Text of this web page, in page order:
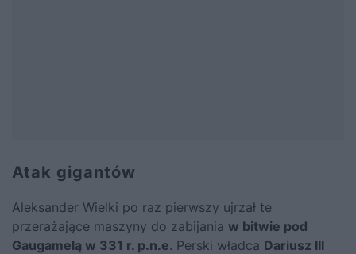
Atak gigantów
Aleksander Wielki po raz pierwszy ujrzał te
przerażające maszyny do zabijania w bitwie pod
Gaugamelą w 331 r. p.n.e. Perski władca Dariusz III